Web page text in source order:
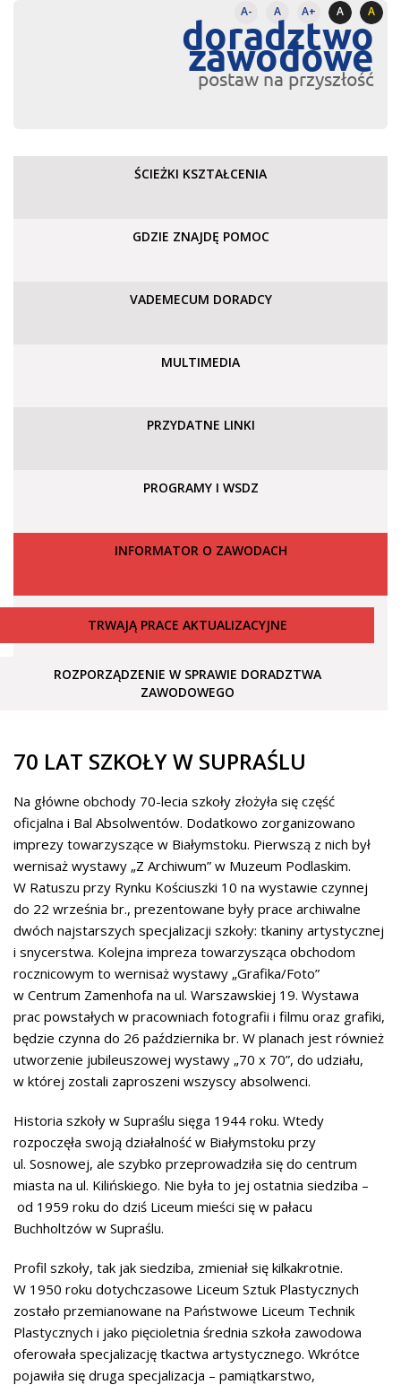
A- A A+ A A
doradztwo
zawodowe
postaw na przyszłość
ŚCIEŻKI KSZTAŁCENIA
GDZIE ZNAJDĘ POMOC
VADEMECUM DORADCY
MULTIMEDIA
PRZYDATNE LINKI
PROGRAMY I WSDZ
INFORMATOR O ZAWODACH
TRWAJĄ PRACE AKTUALIZACYJNE
ROZPORZĄDZENIE W SPRAWIE DORADZTWA
ZAWODOWEGO
70 LAT SZKOŁY W SUPRAŚLU
Na główne obchody 70-lecia szkoły złożyła się część
oficjalna i Bal Absolwentów. Dodatkowo zorganizowano
imprezy towarzyszące w Białymstoku. Pierwszą z nich był
wernisaż wystawy „Z Archiwum” w Muzeum Podlaskim.
W Ratuszu przy Rynku Kościuszki 10 na wystawie czynnej
do 22 września br., prezentowane były prace archiwalne
dwóch najstarszych specjalizacji szkoły: tkaniny artystycznej
i snycerstwa. Kolejna impreza towarzysząca obchodom
rocznicowym to wernisaż wystawy „Grafika/Foto”
w Centrum Zamenhofa na ul. Warszawskiej 19. Wystawa
prac powstałych w pracowniach fotografii i filmu oraz grafiki,
będzie czynna do 26 października br. W planach jest również
utworzenie jubileuszowej wystawy „70 x 70”, do udziału,
w której zostali zaproszeni wszyscy absolwenci.
Historia szkoły w Supraślu sięga 1944 roku. Wtedy
rozpoczęła swoją działalność w Białymstoku przy
ul. Sosnowej, ale szybko przeprowadziła się do centrum
miasta na ul. Kilińskiego. Nie była to jej ostatnia siedziba –
od 1959 roku do dziś Liceum mieści się w pałacu
Buchholtzów w Supraślu.
Profil szkoły, tak jak siedziba, zmieniał się kilkakrotnie.
W 1950 roku dotychczasowe Liceum Sztuk Plastycznych
zostało przemianowane na Państwowe Liceum Technik
Plastycznych i jako pięcioletnia średnia szkoła zawodowa
oferowała specjalizację tkactwa artystycznego. Wkrótce
pojawiła się druga specjalizacja – pamiątkarstwo,